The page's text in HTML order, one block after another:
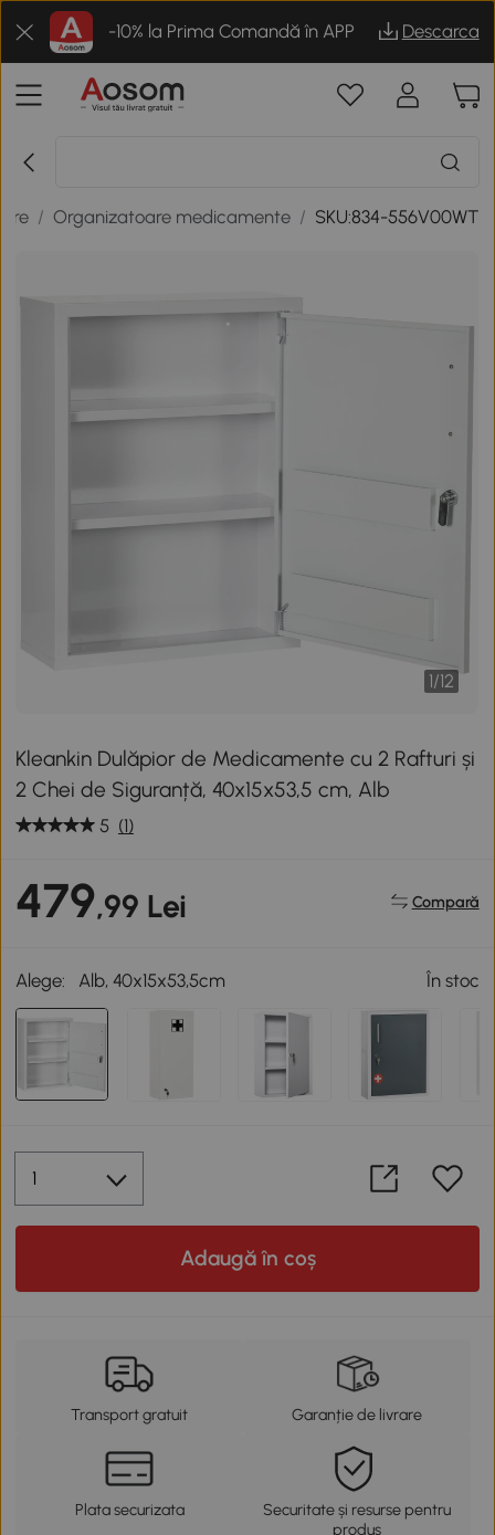
-10% la Prima Comandă în APP Descarca
/ Organizatoare medicamente / SKU:834-556V00WT
1/12
Kleankin Dulăpior de Medicamente cu 2 Rafturi și
2 Chei de Siguranță, 40x15x53,5 cm, Alb
5 (1)
479,99 Lei Compară
Alege: Alb, 40x15x53,5cm În stoc
Adaugă în coș
Transport gratuit Garanție de livrare
Plata securizata
Securitate și resurse pentru
produs